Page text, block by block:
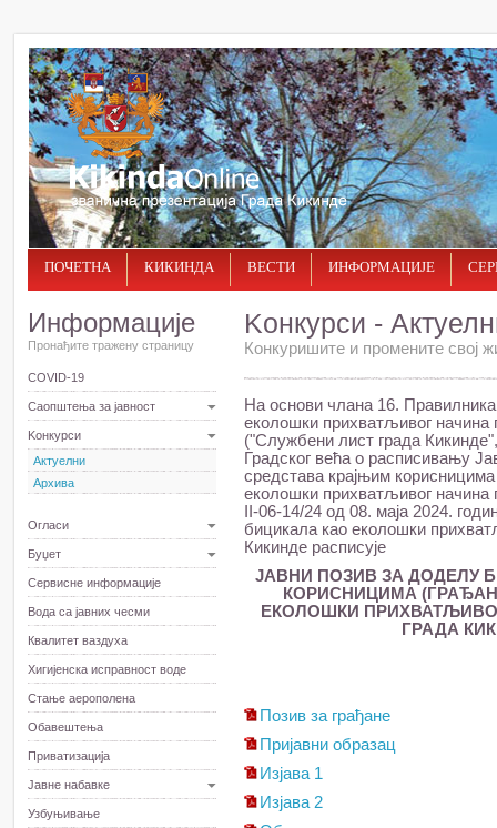
ПОЧЕТНА КИКИНДА ВЕСТИ ИНФОРМАЦИЈЕ
Информације
Пронађите тражену страницу
COVID-19
Саопштења за јавност
Kонкурси
Актуелни
Архива
Огласи
Буџет
Сервисне информације
Вода са јавних чесми
Квалитет ваздуха
Хигијенска исправност воде
Стање аерополена
Обавештења
Приватизација
Јавне набавке
Узбуњивање
Kонкурси -
Конкуришите и промените свој
На основи члана 16.
еколошки прихватљивог начина
("Службени лист града
Градског већа о расписивању
средстава крајњим
еколошки прихватљивог начина
II-06-14/24 од 08. маја 2024.
бицикала као еколошки
Кикинде расписује
ЈАВНИ ПОЗИВ ЗА ДОДЕЛУ
КОРИСНИЦИМА
ЕКОЛОШКИ
ГРАДА
Позив за грађане
Пријавни образац
Изјава 1
Изјава 2